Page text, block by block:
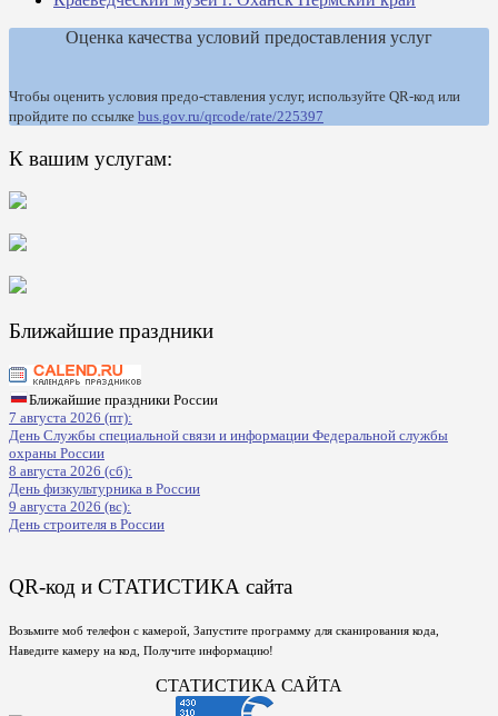
Оценка качества условий предоставления услуг
Чтобы оценить условия предо-ставления услуг, используйте QR-код или
пройдите по ссылке bus.gov.ru/qrcode/rate/225397
К вашим услугам:
Ближайшие праздники
Ближайшие праздники России
7 августа 2026 (пт):
День Службы специальной связи и информации Федеральной службы
охраны России
8 августа 2026 (сб):
День физкультурника в России
9 августа 2026 (вс):
День строителя в России
QR-код и СТАТИСТИКА сайта
Возьмите моб телефон с камерой, Запустите программу для сканирования кода,
Наведите камеру на код, Получите информацию!
СТАТИСТИКА САЙТА